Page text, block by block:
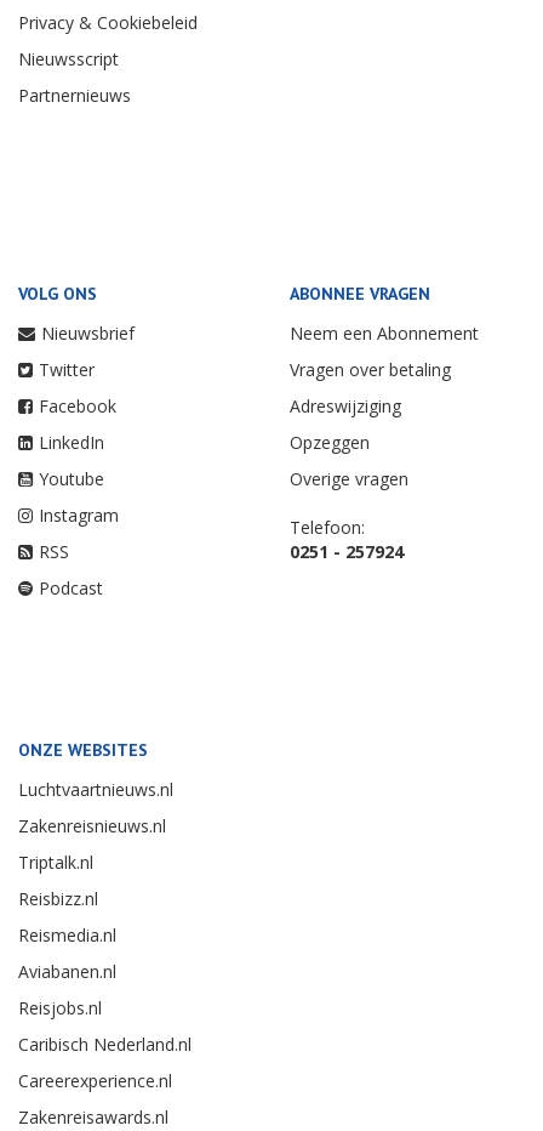
Privacy & Cookiebeleid
Nieuwsscript
Partnernieuws
VOLG ONS
Nieuwsbrief
Twitter
Facebook
LinkedIn
Youtube
Instagram
RSS
Podcast
ABONNEE VRAGEN
Neem een Abonnement
Vragen over betaling
Adreswijziging
Opzeggen
Overige vragen
Telefoon:
0251 - 257924
ONZE WEBSITES
Luchtvaartnieuws.nl
Zakenreisnieuws.nl
Triptalk.nl
Reisbizz.nl
Reismedia.nl
Aviabanen.nl
Reisjobs.nl
Caribisch Nederland.nl
Careerexperience.nl
Zakenreisawards.nl